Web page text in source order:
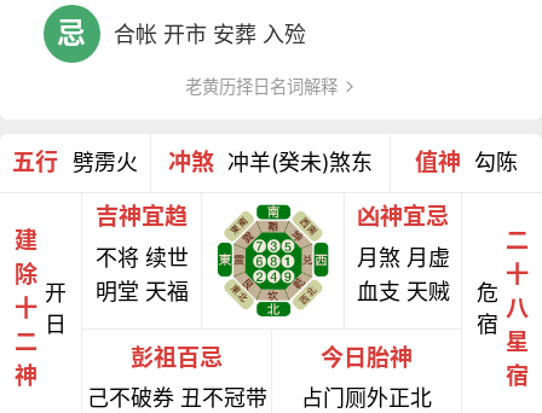
忌 合帐 开市 安葬 入殓
老黄历择日名词解释
五行 劈雳火 冲煞 冲羊(癸未)煞东 值神 勾陈
建
除
十
二
神
开
日
吉神宜趋
不将 续世
明堂 天福
凶神宜忌
月煞 月虚
血支 天贼
彭祖百忌
己不破券 丑不冠带
今日胎神
占门厕外正北
危
宿
二
十
八
星
宿